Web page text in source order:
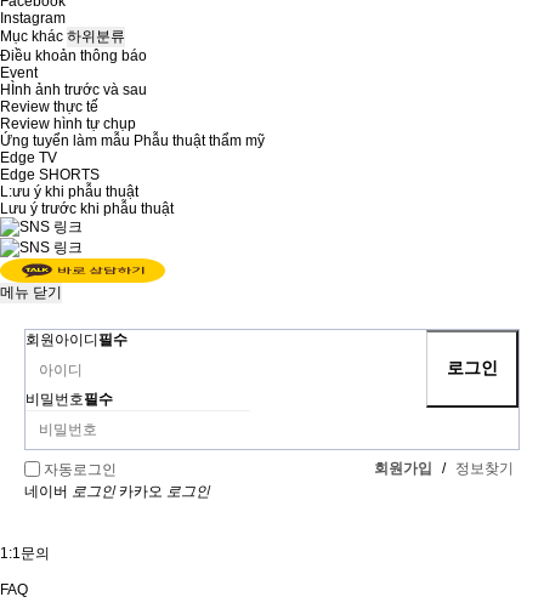
Instagram
Mục khác 하위분류
Điều khoản thông báo
Event
HÌnh ảnh trước và sau
Review thực tế
Review hình tự chụp
Ứng tuyển làm mẫu Phẫu thuật thẩm mỹ
Edge TV
Edge SHORTS
L:ưu ý khi phẫu thuật
Lưu ý trước khi phẫu thuật
메뉴 닫기
회원아이디필수
비밀번호필수
자동로그인 회원가입 / 정보찾기
네이버 로그인 카카오 로그인
1:1문의
FAQ